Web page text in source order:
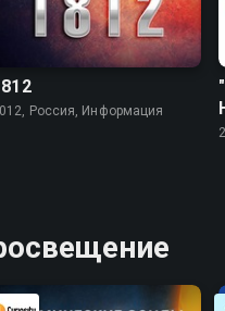
Россия, Информация